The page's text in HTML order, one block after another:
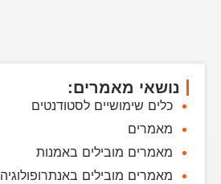
נושאי מאמרים:
כלים שימושיים לסטודנטים
מאמרים
מאמרים מובילים באמנות
מאמרים מובילים באנתרופולוגיה